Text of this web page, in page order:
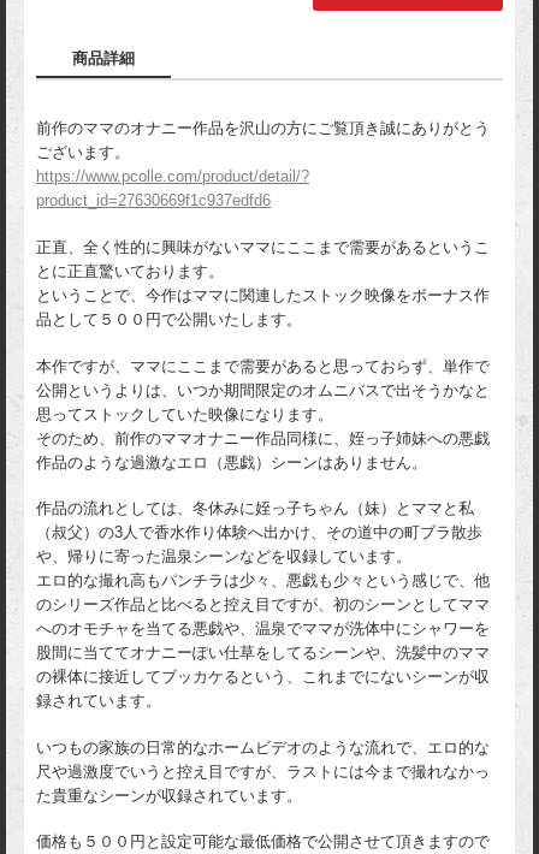
商品詳細
前作のママのオナニー作品を沢山の方にご覧頂き誠にありがとう
ございます。
https://www.pcolle.com/product/detail/?
product_id=27630669f1c937edfd6
正直、全く性的に興味がないママにここまで需要があるというこ
とに正直驚いております。
ということで、今作はママに関連したストック映像をボーナス作
品として５００円で公開いたします。
本作ですが、ママにここまで需要があると思っておらず、単作で
公開というよりは、いつか期間限定のオムニバスで出そうかなと
思ってストックしていた映像になります。
そのため、前作のママオナニー作品同様に、姪っ子姉妹への悪戯
作品のような過激なエロ（悪戯）シーンはありません。
作品の流れとしては、冬休みに姪っ子ちゃん（妹）とママと私
（叔父）の3人で香水作り体験へ出かけ、その道中の町ブラ散歩
や、帰りに寄った温泉シーンなどを収録しています。
エロ的な撮れ高もパンチラは少々、悪戯も少々という感じで、他
のシリーズ作品と比べると控え目ですが、初のシーンとしてママ
へのオモチャを当てる悪戯や、温泉でママが洗体中にシャワーを
股間に当ててオナニーぽい仕草をしてるシーンや、洗髪中のママ
の裸体に接近してブッカケるという、これまでにないシーンが収
録されています。
いつもの家族の日常的なホームビデオのような流れで、エロ的な
尺や過激度でいうと控え目ですが、ラストには今まで撮れなかっ
た貴重なシーンが収録されています。
価格も５００円と設定可能な最低価格で公開させて頂きますので